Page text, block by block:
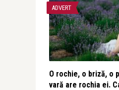
ADVERT
O rochie, o briză, o
vară are rochia ei.